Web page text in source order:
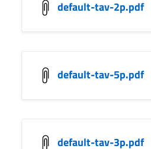
default-tav-2p.pdf
default-tav-5p.pdf
default-tav-3p.pdf